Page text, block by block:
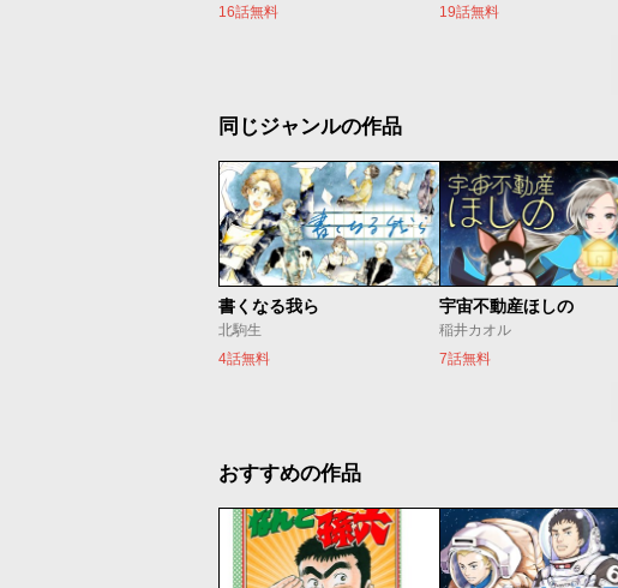
16話無料
19話無料
同じジャンルの作品
書くなる我ら
北駒生
4話無料
宇宙不動産ほしの
稲井カオル
7話無料
おすすめの作品